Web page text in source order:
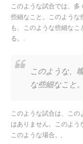
このような試合では、
些細なこと。このような
も、このような些細な
る。.
このような、
な些細なこと
このような試合は、この
はありません。このよう
このような場合。,